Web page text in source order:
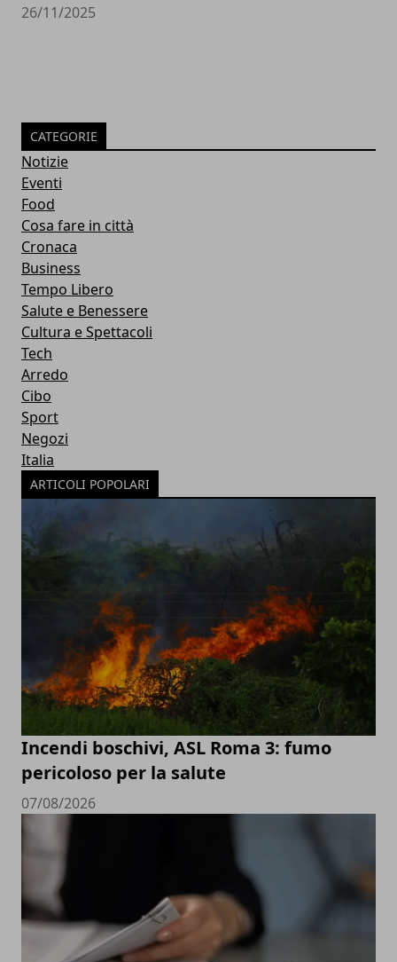
26/11/2025
CATEGORIE
Notizie
Eventi
Food
Cosa fare in città
Cronaca
Business
Tempo Libero
Salute e Benessere
Cultura e Spettacoli
Tech
Arredo
Cibo
Sport
Negozi
Italia
ARTICOLI POPOLARI
Incendi boschivi, ASL Roma 3: fumo
pericoloso per la salute
07/08/2026